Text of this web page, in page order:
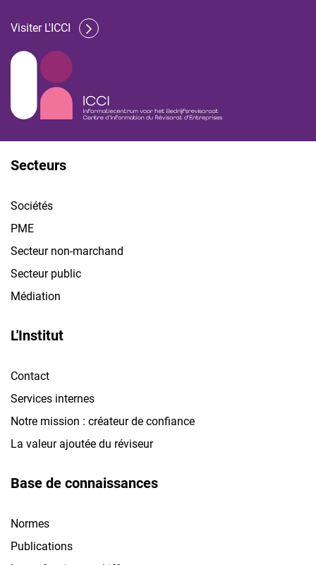
Visiter L'ICCI
Secteurs
Sociétés
PME
Secteur non-marchand
Secteur public
Médiation
L'Institut
Contact
Services internes
Notre mission : créateur de confiance
La valeur ajoutée du réviseur
Base de connaissances
Normes
Publications